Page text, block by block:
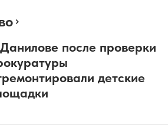
после проверки
детские